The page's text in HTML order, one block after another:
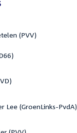
(PVV)
Lee (GroenLinks-PvdA)